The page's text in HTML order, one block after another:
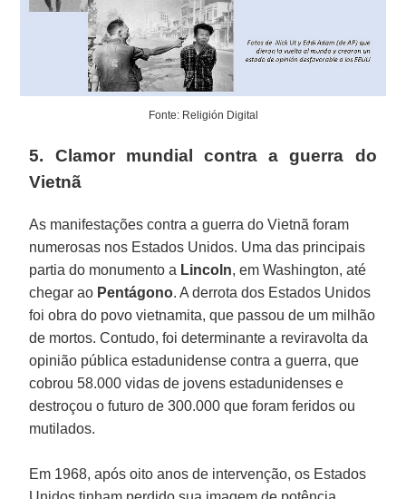
Fonte: Religión Digital
5. Clamor mundial contra a guerra do
Vietnã
As manifestações contra a guerra do Vietnã foram
numerosas nos Estados Unidos. Uma das principais
partia do monumento a Lincoln, em Washington, até
chegar ao Pentágono. A derrota dos Estados Unidos
foi obra do povo vietnamita, que passou de um milhão
de mortos. Contudo, foi determinante a reviravolta da
opinião pública estadunidense contra a guerra, que
cobrou 58.000 vidas de jovens estadunidenses e
destroçou o futuro de 300.000 que foram feridos ou
mutilados.
Em 1968, após oito anos de intervenção, os Estados